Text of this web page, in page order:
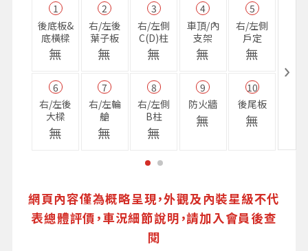
1
後底板&
底橫樑
無
2
右/左後
葉子板
無
3
右/左側
C(D)柱
無
4
車頂/內
支架
無
5
右/左側
戶定
無
6
右/左後
大樑
無
7
右/左輪
艙
無
8
右/左側
B柱
無
9
防火牆
無
10
後尾板
無
網頁內容僅為概略呈現，外觀及內裝星級不代
表總體評價，車況細節說明，請加入會員後查
閱